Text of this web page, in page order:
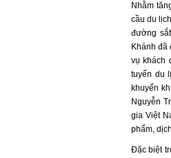
Nhằm
cầu du
đường
Khánh đã
vụ khách
tuyến du
khuyến
Nguyễn
gia Việt
phẩm,
Đặc biệt